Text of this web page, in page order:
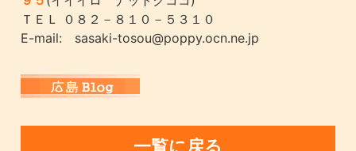
ＴＥＬ ０８２－８１０－５３１０
E-mail: sasaki-tosou@poppy.ocn.ne.jp
一覧に戻る